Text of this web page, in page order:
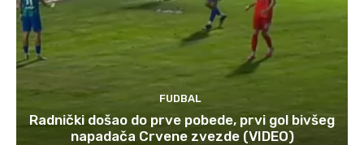
FUDBAL
Radnički došao do prve pobede, prvi gol bivšeg
napadača Crvene zvezde (VIDEO)